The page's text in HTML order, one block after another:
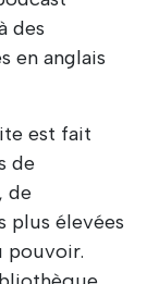
des
en anglais
est fait
de
de
plus élevées
pouvoir.